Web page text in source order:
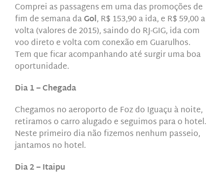
Comprei as passagens em uma das promoções de
fim de semana daGol, R$ 153,90 a ida, e R$ 59,00 a
volta (valores de 2015), saindo do RJ-GIG, ida com
voo direto e volta com conexão em Guarulhos.
Tem que ficar acompanhando até surgir uma boa
oportunidade.
Dia 1 – Chegada
Chegamos no aeroporto de Foz do Iguaçu à noite,
retiramos o carro alugado e seguimos para o hotel.
Neste primeiro dia não fizemos nenhum passeio,
jantamos no hotel.
Dia 2 – Itaipu